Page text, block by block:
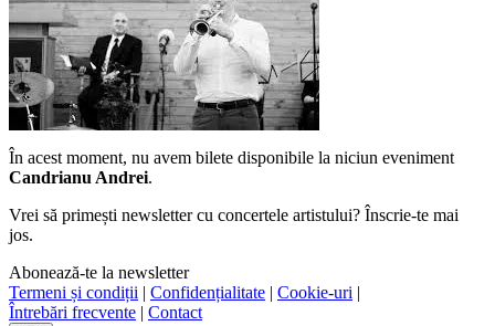
În acest moment, nu avem bilete disponibile la niciun eveniment
Candrianu Andrei.
Vrei să primești newsletter cu concertele artistului? Înscrie-te mai
jos.
Abonează-te la newsletter
Termeni și condiții | Confidențialitate | Cookie-uri |
Întrebări frecvente | Contact